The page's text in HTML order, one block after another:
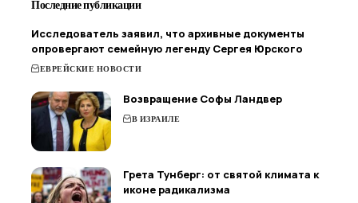
Последние публикации
Исследователь заявил, что архивные документы
опровергают семейную легенду Сергея Юрского
ЕВРЕЙСКИЕ НОВОСТИ
Возвращение Софы Ландвер
В ИЗРАИЛЕ
Грета Тунберг: от святой климата к
иконе радикализма